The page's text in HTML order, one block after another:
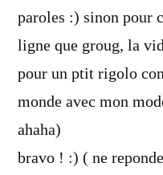
paroles :) sinon pour
ligne que groug, la
pour un ptit rigolo
monde avec mon
ahaha)
bravo ! :) ( ne